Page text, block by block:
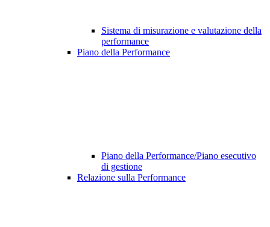
Sistema di misurazione e valutazione della
performance
Piano della Performance
Piano della Performance/Piano esecutivo
di gestione
Relazione sulla Performance